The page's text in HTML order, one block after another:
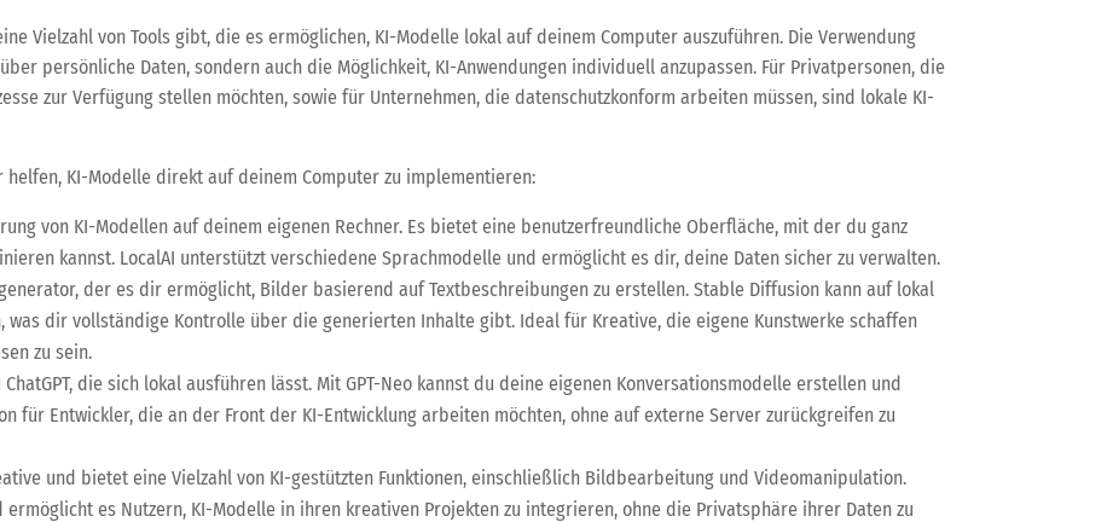
Vielzahl von Tools gibt, die es ermöglichen, KI-Modelle lokal auf deinem Computer auszuführen. Die Verwendung
persönliche Daten, sondern auch die Möglichkeit, KI-Anwendungen individuell anzupassen. Für Privatpersonen, die
zur Verfügung stellen möchten, sowie für Unternehmen, die datenschutzkonform arbeiten müssen, sind lokale KI-
KI-Modelle direkt auf deinem Computer zu implementieren:
von KI-Modellen auf deinem eigenen Rechner. Es bietet eine benutzerfreundliche Oberfläche, mit der du ganz
kannst. LocalAI unterstützt verschiedene Sprachmodelle und ermöglicht es dir, deine Daten sicher zu verwalten.
der es dir ermöglicht, Bilder basierend auf Textbeschreibungen zu erstellen. Stable Diffusion kann auf lokal
dir vollständige Kontrolle über die generierten Inhalte gibt. Ideal für Kreative, die eigene Kunstwerke schaffen
zu sein.
die sich lokal ausführen lässt. Mit GPT-Neo kannst du deine eigenen Konversationsmodelle erstellen und
für Entwickler, die an der Front der KI-Entwicklung arbeiten möchten, ohne auf externe Server zurückgreifen zu
und bietet eine Vielzahl von KI-gestützten Funktionen, einschließlich Bildbearbeitung und Videomanipulation.
ermöglicht es Nutzern, KI-Modelle in ihren kreativen Projekten zu integrieren, ohne die Privatsphäre ihrer Daten zu